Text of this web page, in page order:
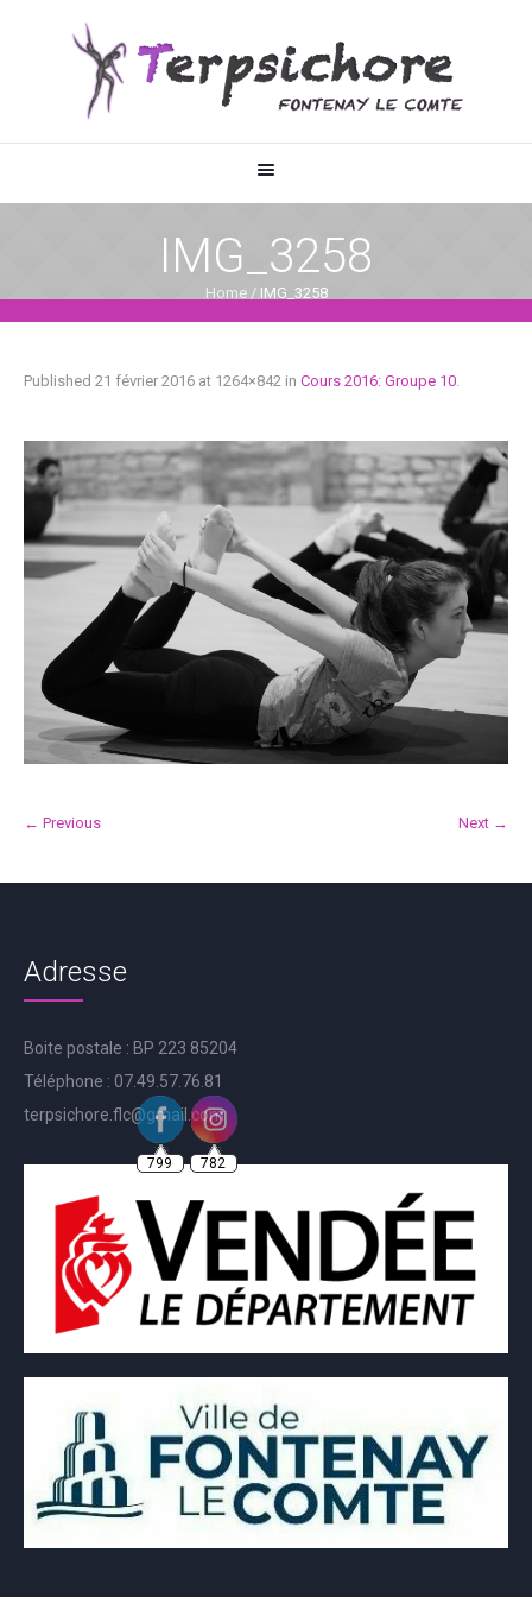
IMG_3258
Home / IMG_3258
Published 21 février 2016 at 1264×842 in Cours 2016: Groupe 10.
← Previous Next →
Adresse
Boite postale : BP 223 85204
Téléphone : 07.49.57.76.81
terpsichore.flc@gmail.com
799 782